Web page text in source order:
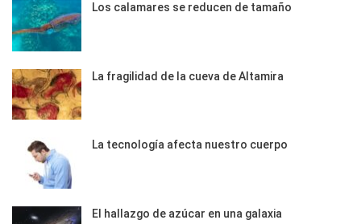
Los calamares se reducen de tamaño
La fragilidad de la cueva de Altamira
La tecnología afecta nuestro cuerpo
El hallazgo de azúcar en una galaxia